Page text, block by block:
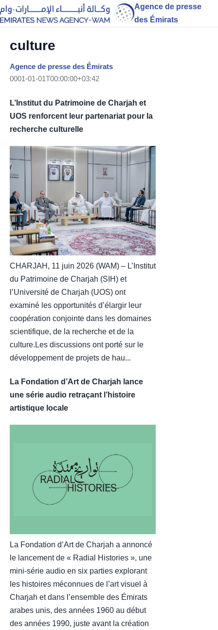
Agence de presse
des Émirats
culture
Agence de presse des Émirats
0001-01-01T00:00:00+03:42
L’Institut du Patrimoine de Charjah et
UOS renforcent leur partenariat pour la
recherche culturelle
CHARJAH, 11 juin 2026 (WAM) – L’Institut
du Patrimoine de Charjah (SIH) et
l’Université de Charjah (UOS) ont
examiné les opportunités d’élargir leur
coopération conjointe dans les domaines
scientifique, de la recherche et de la
culture.Les discussions ont porté sur le
développement de projets de hau...
La Fondation d’Art de Charjah lance
une série audio retraçant l’histoire
artistique locale
La Fondation d’Art de Charjah a annoncé
le lancement de « Radial Histories », une
mini-série audio en six parties explorant
les histoires méconnues de l’art visuel à
Charjah et dans l’ensemble des Émirats
arabes unis, des années 1960 au début
des années 1990, juste avant la création